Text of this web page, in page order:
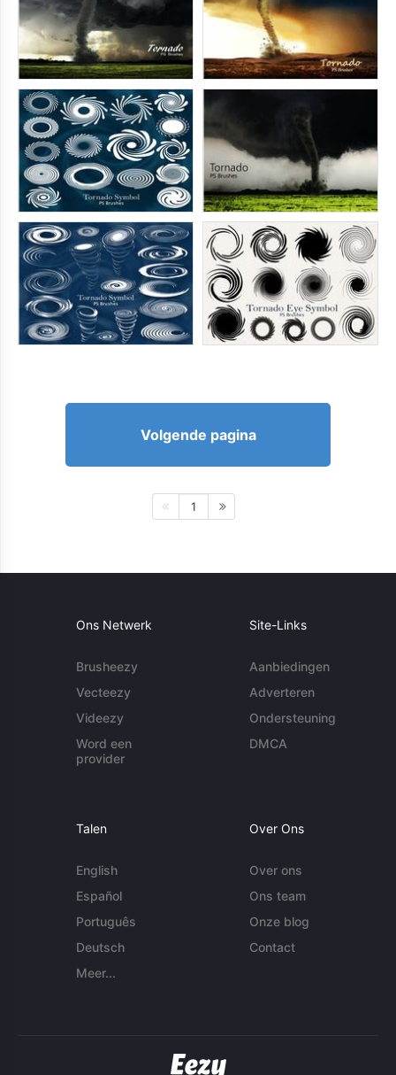
Volgende pagina
1
Ons Netwerk
Brusheezy
Vecteezy
Videezy
Word een
provider
Site-Links
Aanbiedingen
Adverteren
Ondersteuning
DMCA
Talen
English
Español
Português
Deutsch
Meer...
Over Ons
Over ons
Ons team
Onze blog
Contact